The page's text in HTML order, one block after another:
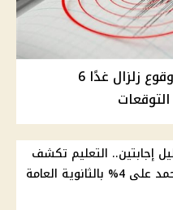
البحوث الفلكية تحسم مزاعم وقوع زلزال غدًا 6
إجابتين.. التعليم تكشف
العامة